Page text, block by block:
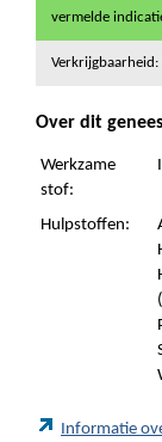
vermelde
Over dit
Werkzame
stof:
Hulpstoffen:
Informatie